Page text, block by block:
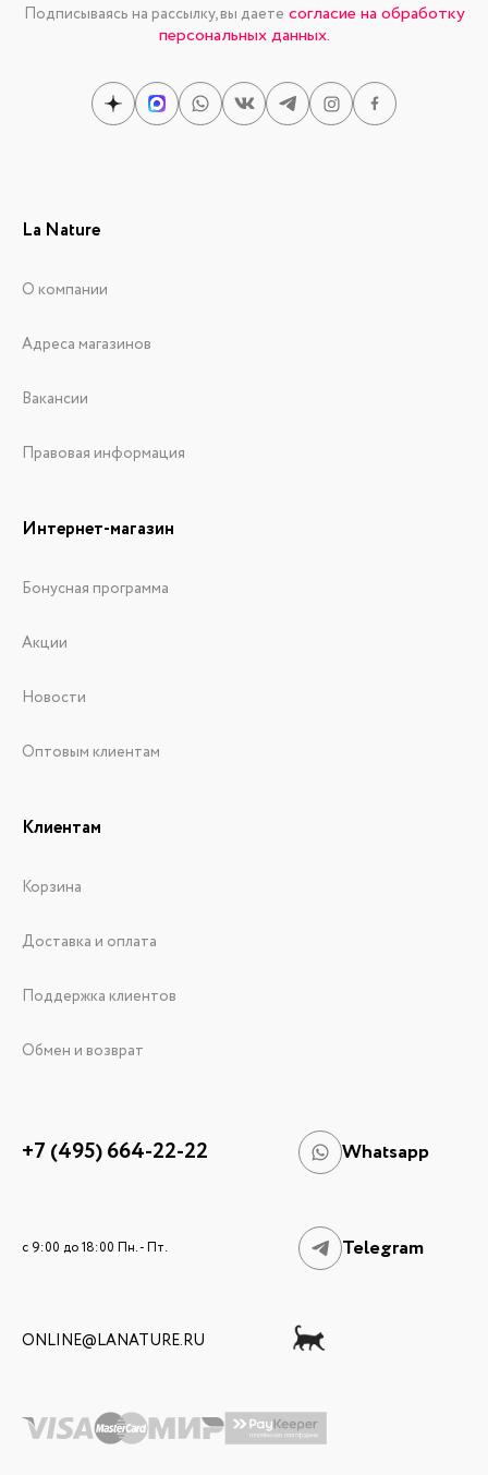
Подписываясь на рассылку, вы даете согласие на обработку
персональных данных.
La Nature
О компании
Адреса магазинов
Вакансии
Правовая информация
Интернет-магазин
Бонусная программа
Акции
Новости
Оптовым клиентам
Клиентам
Корзина
Доставка и оплата
Поддержка клиентов
Обмен и возврат
+7 (495) 664-22-22 Whatsapp
c 9:00 до 18:00 Пн. - Пт. Telegram
ONLINE@LANATURE.RU